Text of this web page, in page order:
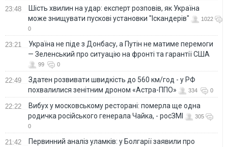
23:48
Шість хвилин на удар: експерт розповів, як Україна
може знищувати пускові установки "Іскандерів"
1022
0
23:21
Україна не піде з Донбасу, а Путін не матиме перемоги
— Зеленський про ситуацію на фронті та гарантії США
99 0
22:49
Здатен розвивати швидкість до 560 км/год - у РФ
похвалилися зенітним дроном «Астра-ППО»
334 0
22:22
Вибух у московському ресторані: померла ще одна
родичка російського генерала Чайка, - росЗМІ
305
0
21:42
Первинний аналіз уламків: у Болгарії заявили про